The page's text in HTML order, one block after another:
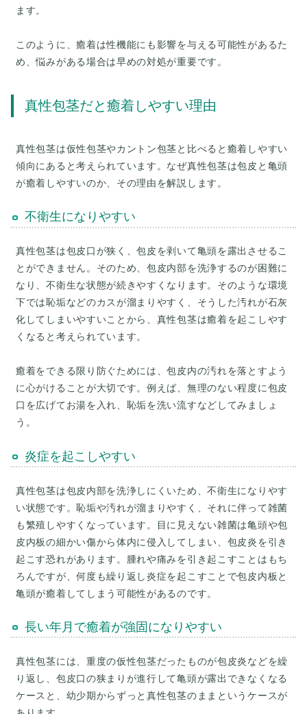
ます。
このように、癒着は性機能にも影響を与える可能性があるた
真性包茎だと癒着しやすい理由
真性包茎は仮性包茎やカントン包茎と比べると癒着しやすい
傾向にあると考えられています。なぜ真性包茎は包皮と亀頭
が癒着しやすいのか、その理由を解説します。
不衛生になりやすい
真性包茎は包皮口が狭く、包皮を剥いて亀頭を露出させるこ
とができません。そのため、包皮内部を洗浄するのが困難に
なり、不衛生な状態が続きやすくなります。そのような環境
下では恥垢などのカスが溜まりやすく、そうした汚れが石灰
化してしまいやすいことから、真性包茎は癒着を起こしやす
くなると考えられています。
癒着をできる限り防ぐためには、包皮内の汚れを落とすよう
に心がけることが大切です。例えば、無理のない程度に包皮
口を広げてお湯を入れ、恥垢を洗い流すなどしてみましょ
炎症を起こしやすい
真性包茎は包皮内部を洗浄しにくいため、不衛生になりやす
い状態です。恥垢や汚れが溜まりやすく、それに伴って雑菌
も繁殖しやすくなっています。目に見えない雑菌は亀頭や包
皮内板の細かい傷から体内に侵入してしまい、包皮炎を引き
起こす恐れがあります。腫れや痛みを引き起こすことはもち
ろんですが、何度も繰り返し炎症を起こすことで包皮内板と
亀頭が癒着してしまう可能性があるのです。
長い年月で癒着が強固になりやすい
真性包茎には、重度の仮性包茎だったものが包皮炎などを繰
り返し、包皮口の狭まりが進行して亀頭が露出できなくなる
ケースと、幼少期からずっと真性包茎のままというケースが